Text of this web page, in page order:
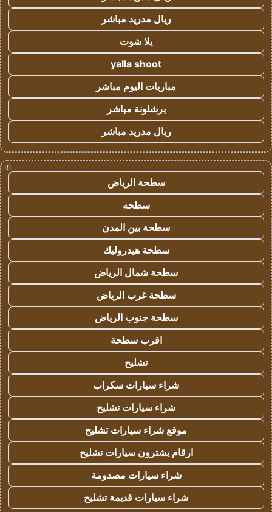
ريال مدريد مباشر
يلا شوت
yalla shoot
مباريات اليوم مباشر
برشلونة مباشر
ريال مدريد مباشر
!
سطحة الرياض
سطحه
سطحة بين المدن
سطحة هيدروليك
سطحة شمال الرياض
سطحة غرب الرياض
سطحة جنوب الرياض
اقرب سطحة
تشليح
شراء سيارات سكراب
شراء سيارات تشليح
موقع شراء سيارات تشليح
ارقام يشترون سيارات تشليح
شراء سيارات مصدومة
شراء سيارات قديمة تشليح